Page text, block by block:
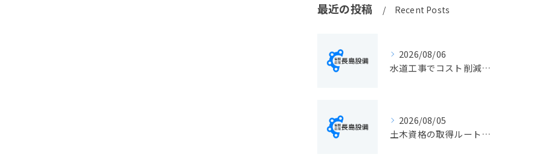
最近の投稿 Recent Posts
2026/08/06
水道工事でコスト削減を実現する静岡県静岡市の手続きと費用見直しポイント
2026/08/05
土木資格の取得ルートや静岡県静岡市でのキャリアアップ戦略を現実的に解説